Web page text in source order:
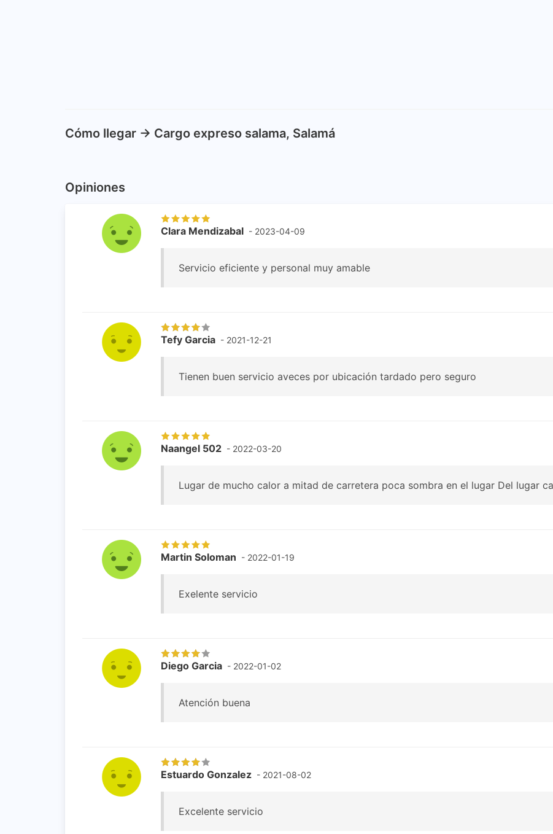
Cómo llegar -> Cargo expreso salama, Salamá
Opiniones
Clara Mendizabal - 2023-04-09
Servicio eficiente y personal muy amable
Tefy Garcia - 2021-12-21
Tienen buen servicio aveces por ubicación tardado pero seguro
Naangel 502 - 2022-03-20
Lugar de mucho calor a mitad de carretera poca sombra en el lugar Del lugar
Martin Soloman - 2022-01-19
Exelente servicio
Diego Garcia - 2022-01-02
Atención buena
Estuardo Gonzalez - 2021-08-02
Excelente servicio